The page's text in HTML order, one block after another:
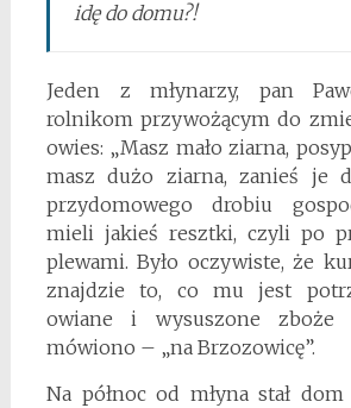
idę do domu?!
Jeden z młynarzy, pan
rolnikom przywożącym do
owies: „Masz mało ziarna,
masz dużo ziarna, zanieś je
przydomowego drobiu
mieli jakieś resztki, czyli po
plewami. Było oczywiste, że
znajdzie to, co mu jest
owiane i wysuszone
mówiono – „na Brzozowicę”.
Na północ od młyna stał